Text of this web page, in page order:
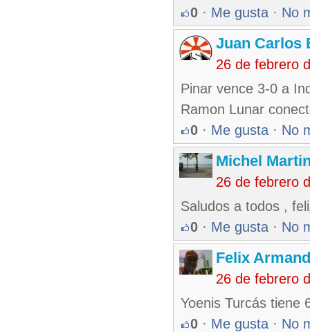
0 · Me gusta · No
Juan Carlos
26 de febrero
Pinar vence 3-0 a
Ramon Lunar
0 · Me gusta · No
Michel
26 de febrero
Saludos a todos ,
0 · Me gusta · No
Felix
26 de febrero
Yoenis Turcás tiene
0 · Me gusta · No